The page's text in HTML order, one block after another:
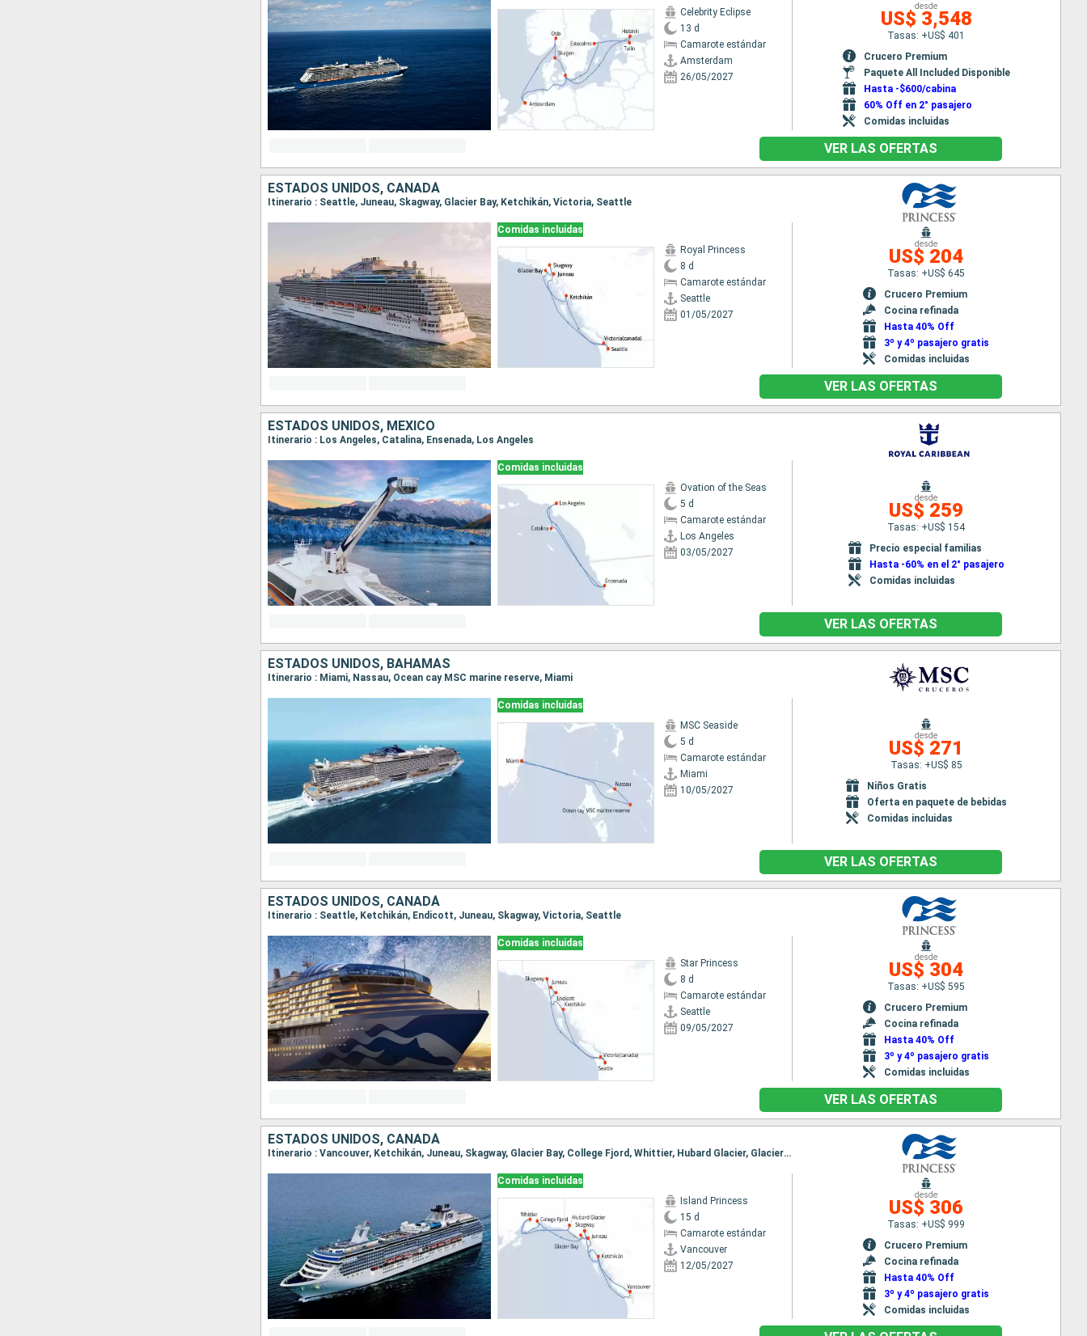
Celebrity Eclipse
13 d
Camarote estándar
Amsterdam
26/05/2027
desde
US$ 3,548
Tasas: +US$ 401
Crucero Premium
Paquete All Included Disponible
Hasta -$600/cabina
60% Off en 2° pasajero
Comidas incluidas
VER LAS OFERTAS
ESTADOS UNIDOS, CANADÁ
Itinerario : Seattle, Juneau, Skagway, Glacier Bay, Ketchikán, Victoria, Seattle
Comidas incluidas
Royal Princess
8 d
Camarote estándar
Seattle
01/05/2027
desde
US$ 204
Tasas: +US$ 645
Crucero Premium
Cocina refinada
Hasta 40% Off
3º y 4º pasajero gratis
Comidas incluidas
VER LAS OFERTAS
ESTADOS UNIDOS, MÉXICO
Itinerario : Los Angeles, Catalina, Ensenada, Los Angeles
Comidas incluidas
Ovation of the Seas
5 d
Camarote estándar
Los Angeles
03/05/2027
desde
US$ 259
Tasas: +US$ 154
Precio especial familias
Hasta -60% en el 2° pasajero
Comidas incluidas
VER LAS OFERTAS
ESTADOS UNIDOS, BAHAMAS
Itinerario : Miami, Nassau, Ocean cay MSC marine reserve, Miami
Comidas incluidas
MSC Seaside
5 d
Camarote estándar
Miami
10/05/2027
desde
US$ 271
Tasas: +US$ 85
Niños Gratis
Oferta en paquete de bebidas
Comidas incluidas
VER LAS OFERTAS
ESTADOS UNIDOS, CANADÁ
Itinerario : Seattle, Ketchikán, Endicott, Juneau, Skagway, Victoria, Seattle
Comidas incluidas
Star Princess
8 d
Camarote estándar
Seattle
09/05/2027
desde
US$ 304
Tasas: +US$ 595
Crucero Premium
Cocina refinada
Hasta 40% Off
3º y 4º pasajero gratis
Comidas incluidas
VER LAS OFERTAS
ESTADOS UNIDOS, CANADÁ
Itinerario : Vancouver, Ketchikán, Juneau, Skagway, Glacier Bay, College Fjord, Whittier, Hubard Glacier, Glacier Bay, Skagway, Juneau, Ketchikán, Vancouver
Comidas incluidas
Island Princess
15 d
Camarote estándar
Vancouver
12/05/2027
desde
US$ 306
Tasas: +US$ 999
Crucero Premium
Cocina refinada
Hasta 40% Off
3º y 4º pasajero gratis
Comidas incluidas